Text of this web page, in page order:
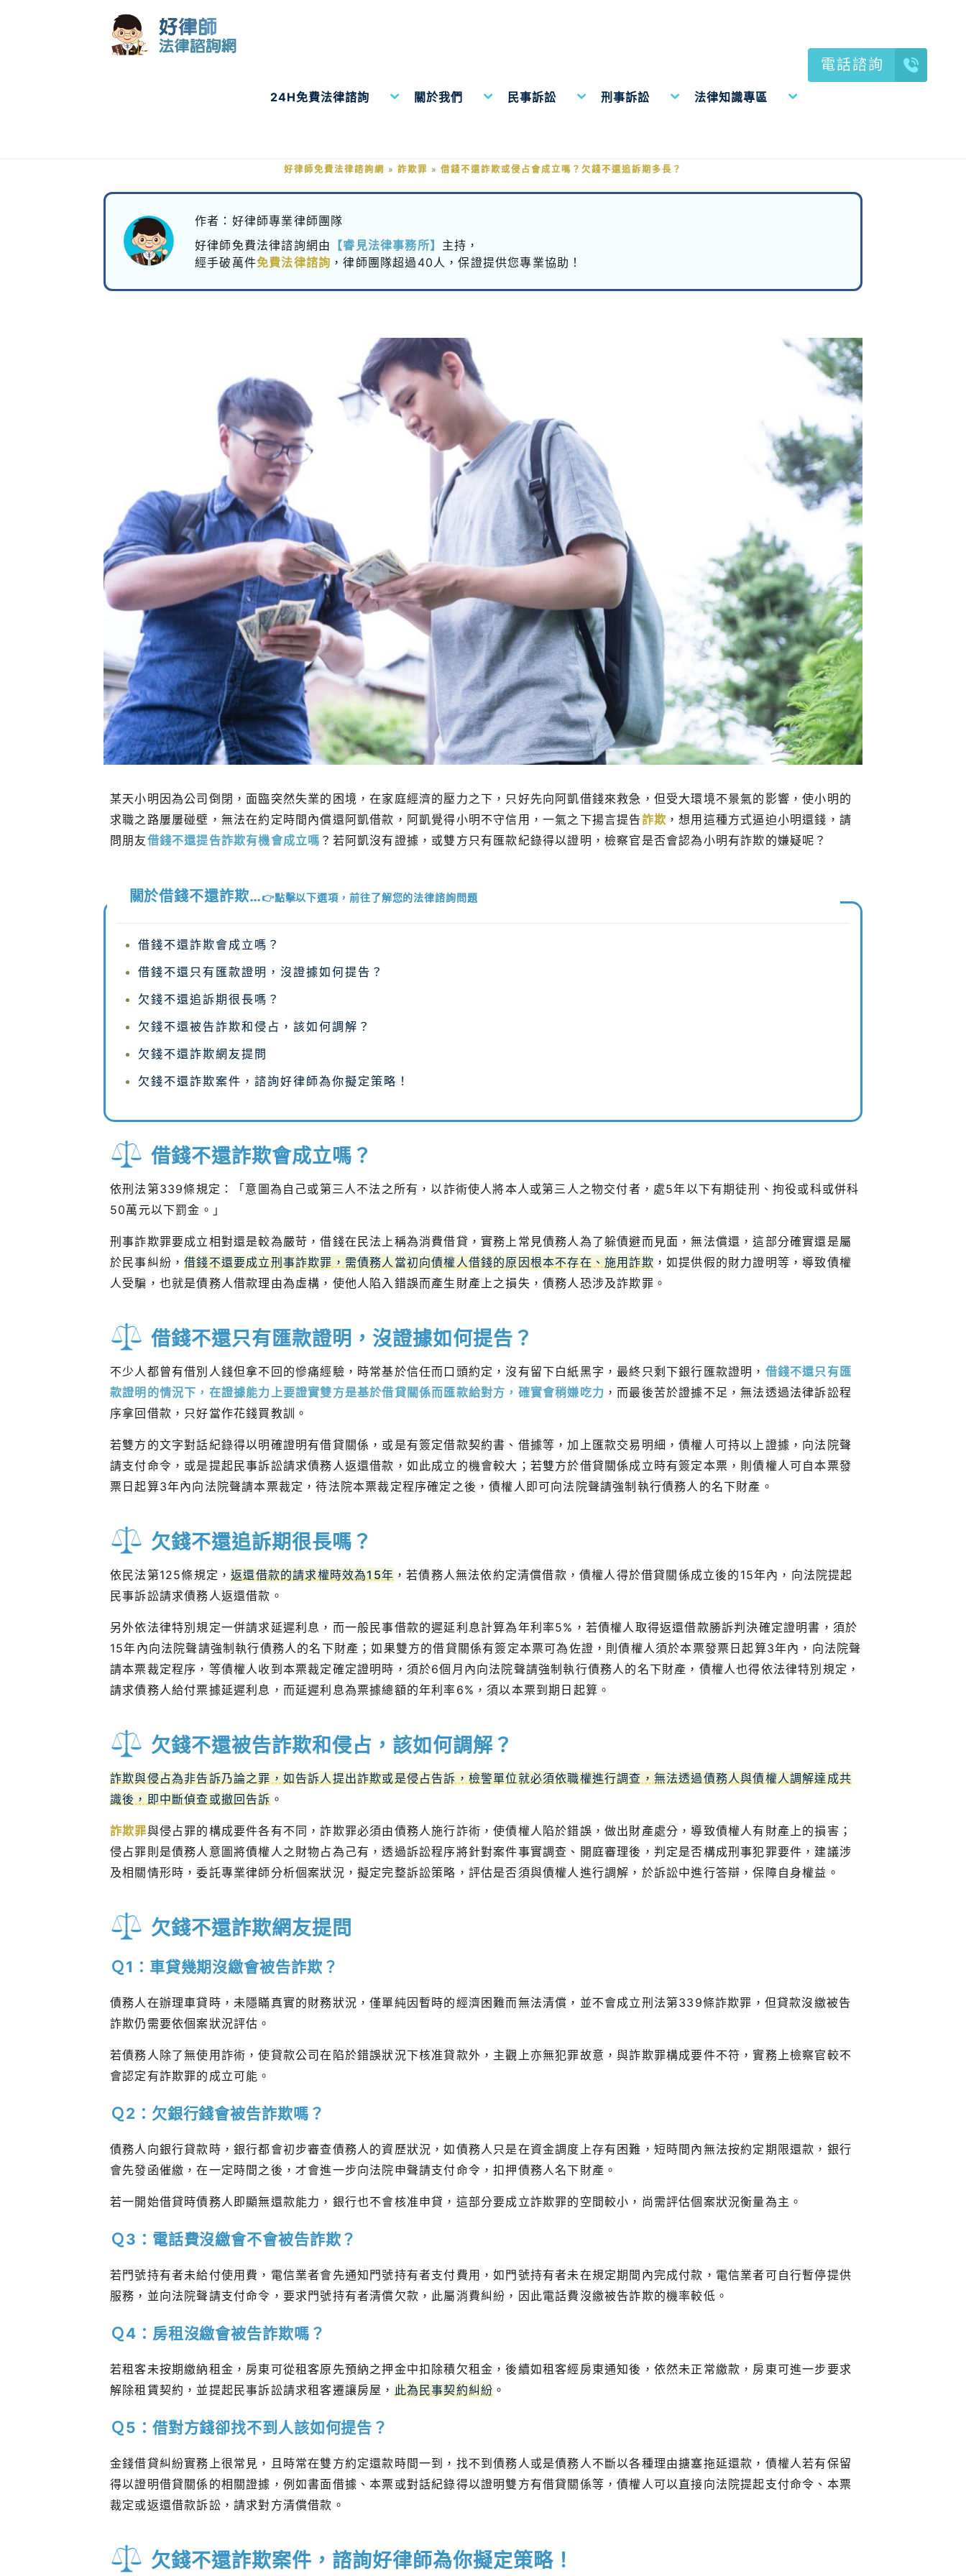
24H免費法律諮詢 關於我們 民事訴訟 刑事訴訟 法律知識專區
電話諮詢
好律師免費法律諮詢網 » 詐欺罪 » 借錢不還詐欺或侵占會成立嗎？欠錢不還追訴期多長？
作者：好律師專業律師團隊
好律師免費法律諮詢網由
【睿見法律事務所】 主持，
經手破萬件免費法律諮詢 ，律師團隊超過40人，保證提供您專業協助！
某天小明因為公司倒閉，面臨突然失業的困境，在家庭經濟的壓力之下，只好先向阿凱借錢來救急，但受大環境不景氣的影響，使小明的
求職之路屢屢碰壁，無法在約定時間內償還阿凱借款，阿凱覺得小明不守信用，一氣之下揚言提告詐欺 ，想用這種方式逼迫小明還錢，請
問朋友借錢不還提告詐欺有機會成立嗎 ？若阿凱沒有證據，或雙方只有匯款紀錄得以證明，檢察官是否會認為小明有詐欺的嫌疑呢？
關於借錢不還詐欺…👉點擊以下選項，前往了解您的法律諮詢問題
借錢不還詐欺會成立嗎？
借錢不還只有匯款證明，沒證據如何提告？
欠錢不還追訴期很長嗎？
欠錢不還被告詐欺和侵占，該如何調解？
欠錢不還詐欺網友提問
欠錢不還詐欺案件，諮詢好律師為你擬定策略！
借錢不還詐欺會成立嗎？
依刑法第339條規定：「意圖為自己或第三人不法之所有，以詐術使人將本人或第三人之物交付者，處5年以下有期徒刑、拘役或科或併科
50萬元以下罰金。」
刑事詐欺罪要成立相對還是較為嚴苛，借錢在民法上稱為消費借貸，實務上常見債務人為了躲債避而見面，無法償還，這部分確實還是屬
於民事糾紛，借錢不還要成立刑事詐欺罪，需債務人當初向債權人借錢的原因根本不存在、施用詐欺 ，如提供假的財力證明等，導致債權
人受騙，也就是債務人借款理由為虛構，使他人陷入錯誤而產生財產上之損失，債務人恐涉及詐欺罪。
借錢不還只有匯款證明，沒證據如何提告？
不少人都曾有借別人錢但拿不回的慘痛經驗，時常基於信任而口頭約定，沒有留下白紙黑字，最終只剩下銀行匯款證明， 借錢不還只有匯
款證明的情況下，在證據能力上要證實雙方是基於借貸關係而匯款給對方，確實會稍嫌吃力 ，而最後苦於證據不足，無法透過法律訴訟程
序拿回借款，只好當作花錢買教訓。
若雙方的文字對話紀錄得以明確證明有借貸關係，或是有簽定借款契約書、借據等，加上匯款交易明細，債權人可持以上證據，向法院聲
請支付命令，或是提起民事訴訟請求債務人返還借款，如此成立的機會較大；若雙方於借貸關係成立時有簽定本票，則債權人可自本票發
票日起算3年內向法院聲請本票裁定，待法院本票裁定程序確定之後，債權人即可向法院聲請強制執行債務人的名下財產。
欠錢不還追訴期很長嗎？
依民法第125條規定，返還借款的請求權時效為15年 ，若債務人無法依約定清償借款，債權人得於借貸關係成立後的15年內，向法院提起
民事訴訟請求債務人返還借款。
另外依法律特別規定一併請求延遲利息，而一般民事借款的遲延利息計算為年利率5%，若債權人取得返還借款勝訴判決確定證明書，須於
15年內向法院聲請強制執行債務人的名下財產；如果雙方的借貸關係有簽定本票可為佐證，則債權人須於本票發票日起算3年內，向法院聲
請本票裁定程序，等債權人收到本票裁定確定證明時，須於6個月內向法院聲請強制執行債務人的名下財產，債權人也得依法律特別規定，
請求債務人給付票據延遲利息，而延遲利息為票據總額的年利率6%，須以本票到期日起算。
欠錢不還被告詐欺和侵占，該如何調解？
詐欺與侵占為非告訴乃論之罪，如告訴人提出詐欺或是侵占告訴，檢警單位就必須依職權進行調查，無法透過債務人與債權人調解達成共
識後，即中斷偵查或撤回告訴 。
詐欺罪與侵占罪的構成要件各有不同，詐欺罪必須由債務人施行詐術，使債權人陷於錯誤，做出財產處分，導致債權人有財產上的損害；
侵占罪則是債務人意圖將債權人之財物占為己有，透過訴訟程序將針對案件事實調查、開庭審理後，判定是否構成刑事犯罪要件，建議涉
及相關情形時，委託專業律師分析個案狀況，擬定完整訴訟策略，評估是否須與債權人進行調解，於訴訟中進行答辯，保障自身權益。
欠錢不還詐欺網友提問
Ｑ1：車貸幾期沒繳會被告詐欺？
債務人在辦理車貸時，未隱瞞真實的財務狀況，僅單純因暫時的經濟困難而無法清償，並不會成立刑法第339條詐欺罪，但貸款沒繳被告
詐欺仍需要依個案狀況評估。
若債務人除了無使用詐術，使貸款公司在陷於錯誤狀況下核准貸款外，主觀上亦無犯罪故意，與詐欺罪構成要件不符，實務上檢察官較不
會認定有詐欺罪的成立可能。
Ｑ2：欠銀行錢會被告詐欺嗎？
債務人向銀行貸款時，銀行都會初步審查債務人的資歷狀況，如債務人只是在資金調度上存有困難，短時間內無法按約定期限還款，銀行
會先發函催繳，在一定時間之後，才會進一步向法院申聲請支付命令，扣押債務人名下財產。
若一開始借貸時債務人即顯無還款能力，銀行也不會核准申貸，這部分要成立詐欺罪的空間較小，尚需評估個案狀況衡量為主。
Ｑ3：電話費沒繳會不會被告詐欺？
若門號持有者未給付使用費，電信業者會先通知門號持有者支付費用，如門號持有者未在規定期間內完成付款，電信業者可自行暫停提供
服務，並向法院聲請支付命令，要求門號持有者清償欠款，此屬消費糾紛，因此電話費沒繳被告詐欺的機率較低。
Ｑ4：房租沒繳會被告詐欺嗎？
若租客未按期繳納租金，房東可從租客原先預納之押金中扣除積欠租金，後續如租客經房東通知後，依然未正常繳款，房東可進一步要求
解除租賃契約，並提起民事訴訟請求租客遷讓房屋， 此為民事契約糾紛 。
Ｑ5：借對方錢卻找不到人該如何提告？
金錢借貸糾紛實務上很常見，且時常在雙方約定還款時間一到，找不到債務人或是債務人不斷以各種理由搪塞拖延還款，債權人若有保留
得以證明借貸關係的相關證據，例如書面借據、本票或對話紀錄得以證明雙方有借貸關係等，債權人可以直接向法院提起支付命令、本票
裁定或返還借款訴訟，請求對方清償借款。
欠錢不還詐欺案件，諮詢好律師為你擬定策略！